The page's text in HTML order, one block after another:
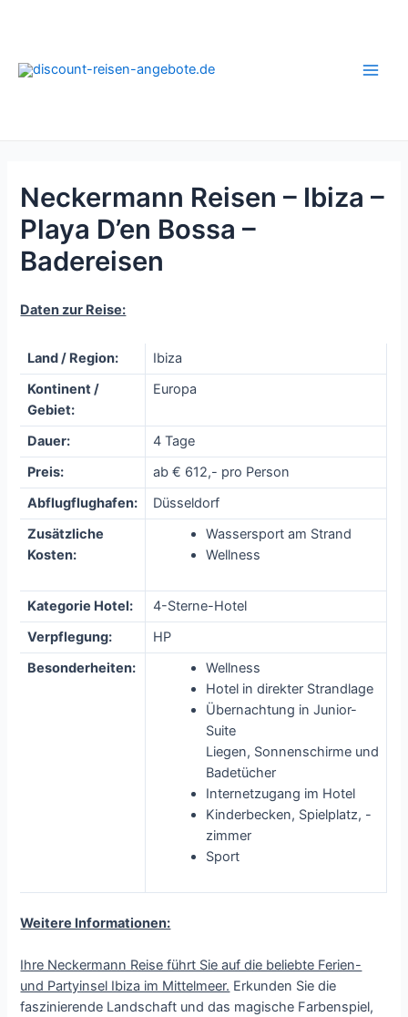
Neckermann Reisen – Ibiza –
Playa D’en Bossa –
Badereisen
Daten zur Reise:
Land / Region:
Ibiza
Kontinent /
Gebiet:
Europa
Dauer:
4 Tage
Preis:
ab € 612,- pro Person
Abflugflughafen:
Düsseldorf
Zusätzliche
Kosten:
Wassersport am Strand
Wellness
Kategorie Hotel:
4-Sterne-Hotel
Verpflegung:
HP
Besonderheiten:
Wellness
Hotel in direkter Strandlage
Übernachtung in Junior-
Suite
Liegen, Sonnenschirme und
Badetücher
Internetzugang im Hotel
Kinderbecken, Spielplatz, -
zimmer
Sport
Weitere Informationen:
Ihre Neckermann Reise führt Sie auf die beliebte Ferien-
und Partyinsel Ibiza im Mittelmeer. Erkunden Sie die
faszinierende Landschaft und das magische Farbenspiel,